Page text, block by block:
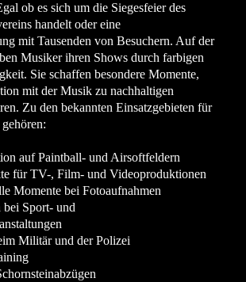
ob es sich um die Siegesfeier des
handelt oder eine
mit Tausenden von Besuchern. Auf der
Musiker ihren Shows durch farbigen
Sie schaffen besondere Momente,
mit der Musik zu nachhaltigen
Zu den bekannten Einsatzgebieten für
auf Paintball- und Airsoftfeldern
für TV-, Film- und Videoproduktionen
Momente bei Fotoaufnahmen
Sport- und
Militär und der Polizei